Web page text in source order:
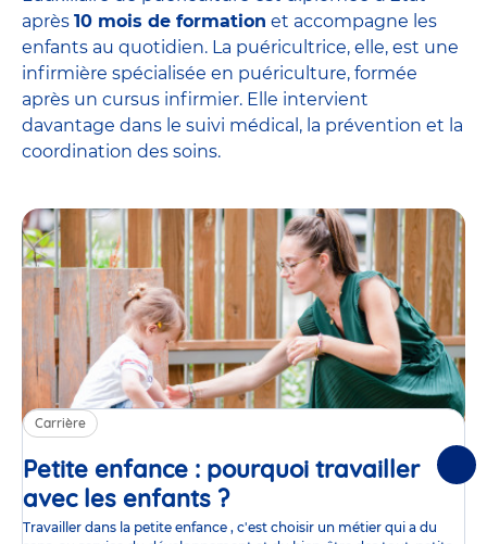
après 10 mois de formation et accompagne les
enfants au quotidien. La puéricultrice, elle, est une
infirmière spécialisée en puériculture, formée
après un cursus infirmier. Elle intervient
davantage dans le suivi médical, la prévention et la
coordination des soins.
Carrière
Petite enfance : pourquoi travailler
avec les enfants ?Article
Travailler dans la petite enfance , c'est choisir un métier qui a du